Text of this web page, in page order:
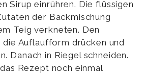
Sirup einrühren. Die flüssigen
der Backmischung
Teig verkneten. Den
die Auflaufform drücken und
Danach in Riegel schneiden.
Rezept noch einmal